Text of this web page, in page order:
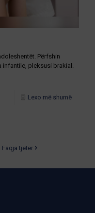
Përfshin
pleksusi brakial.
Lexo më shumë
Faqja tjetër